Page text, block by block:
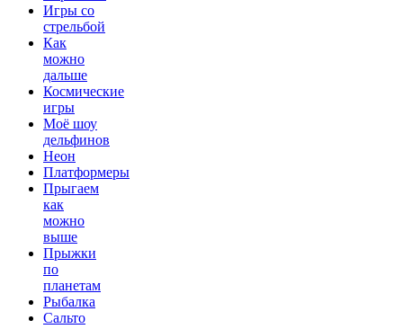
Игры со
стрельбой
Как
можно
дальше
Космические
игры
Моё шоу
дельфинов
Неон
Платформеры
Прыгаем
как
можно
выше
Прыжки
по
планетам
Рыбалка
Сальто